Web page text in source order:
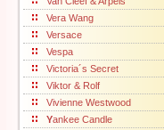
Vera Wang
Versace
Vespa
Victoria´s Secret
Viktor & Rolf
Vivienne Westwood
Yankee Candle